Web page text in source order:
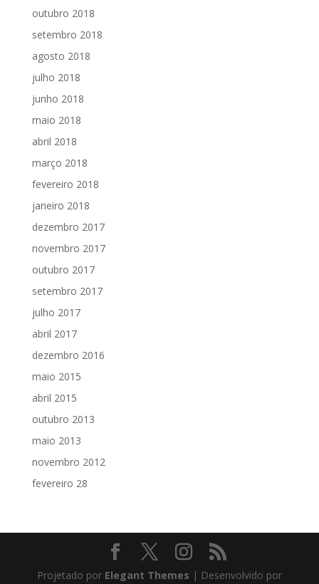
outubro 2018
setembro 2018
agosto 2018
julho 2018
junho 2018
maio 2018
abril 2018
março 2018
fevereiro 2018
janeiro 2018
dezembro 2017
novembro 2017
outubro 2017
setembro 2017
julho 2017
abril 2017
dezembro 2016
maio 2015
abril 2015
outubro 2013
maio 2013
novembro 2012
fevereiro 28
Projetado por Elegant Themes | Desenvolvido por